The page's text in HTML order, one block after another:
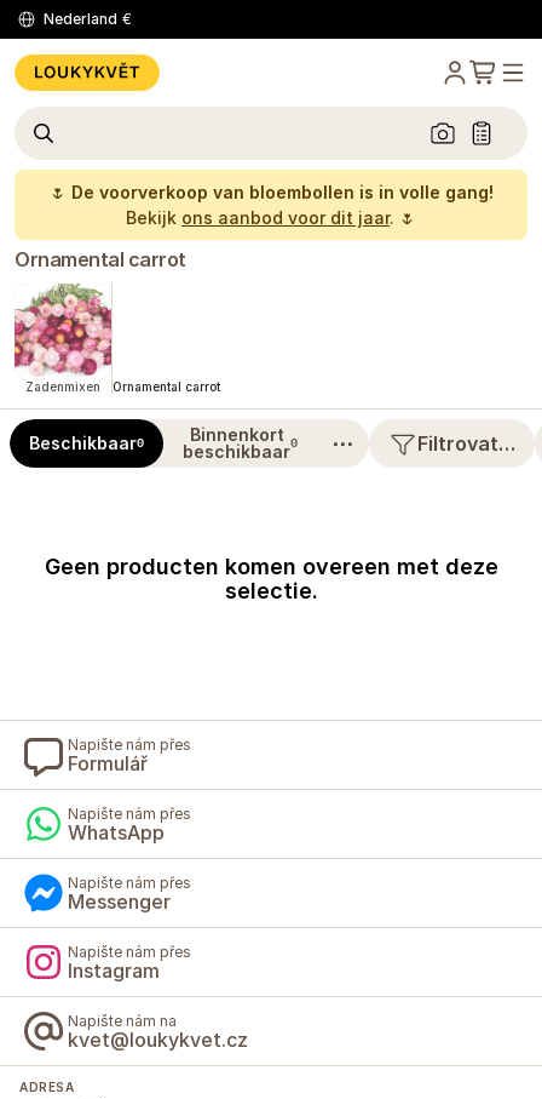
Nederland €
🌷 De voorverkoop van bloembollen is in volle gang!
Bekijk ons aanbod voor dit jaar. 🌷
Ornamental carrot
Zadenmixen Ornamental carrot
Beschikbaar0
Binnenkort
beschikbaar0 ⋯ Filtrovat…
Geen producten komen overeen met deze
selectie.
Napište nám přes
Formulář
Napište nám přes
WhatsApp
Napište nám přes
Messenger
Napište nám přes
Instagram
Napište nám na
kvet@loukykvet.cz
ADRESA